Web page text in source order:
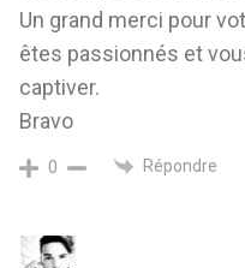
Un grand merci pour
êtes passionnés et
captiver.
Bravo
0 Répondre